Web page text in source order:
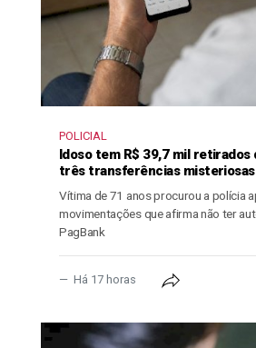
POLICIAL
Idoso tem R$ 39,7 mil retirados
três transferências misteriosas
Vítima de 71 anos procurou a polícia
movimentações que afirma não ter
PagBank
Há 17 horas